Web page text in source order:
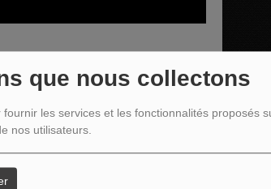
que nous collectons
les services et les fonctionnalités proposés
nos utilisateurs.
- Membre du comité de la Royale
samedi 24 janvier 2026 à 16h00 au